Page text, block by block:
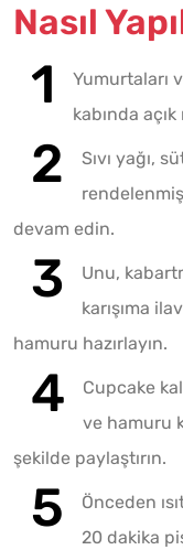
Nasıl
Yumurtaları
kabında
Sıvı yağı,
devam edin.
Unu,
karışıma
hamuru hazırlayın.
Cupcake
ve hamuru
şekilde paylaştırın.
Önceden
20 dakika